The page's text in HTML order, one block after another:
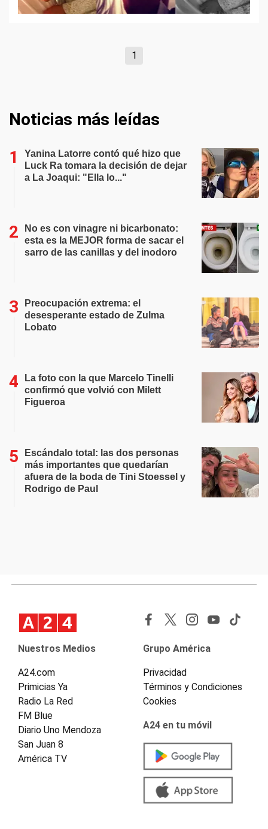
1
Noticias más leídas
Yanina Latorre contó qué hizo que
Luck Ra tomara la decisión de dejar
a La Joaqui: "Ella lo..."
No es con vinagre ni bicarbonato:
esta es la MEJOR forma de sacar el
sarro de las canillas y del inodoro
Preocupación extrema: el
desesperante estado de Zulma
Lobato
La foto con la que Marcelo Tinelli
confirmó que volvió con Milett
Figueroa
Escándalo total: las dos personas
más importantes que quedarían
afuera de la boda de Tini Stoessel y
Rodrigo de Paul
Nuestros Medios
A24.com
Primicias Ya
Radio La Red
FM Blue
Diario Uno Mendoza
San Juan 8
América TV
Grupo América
Privacidad
Términos y Condiciones
Cookies
A24 en tu móvil